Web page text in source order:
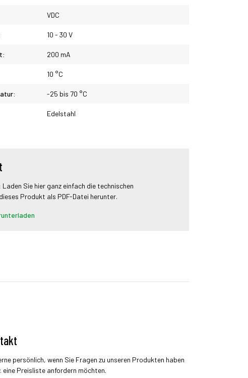
VDC
10 - 30 V
200 mA
10 °C
-25 bis 70 °C
Edelstahl
Laden Sie hier ganz einfach die technischen
Produkt als PDF-Datei herunter.
persönlich, wenn Sie Fragen zu unseren Produkten haben
eine Preisliste anfordern möchten.